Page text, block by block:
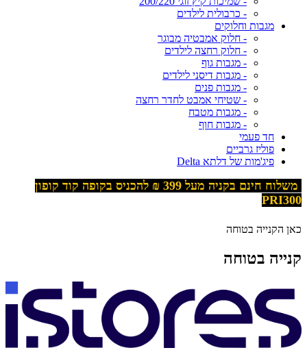
- כרבולית לילדים
מגבות וחלוקים
- חלוק אמבטיה מבוגר
- חלוק רחצה לילדים
- מגבות גוף
- מגבות דיסני לילדים
- מגבות פנים
- שטיחי אמבט לחדר רחצה
- מגבות מטבח
- מגבות חוף
חד פעמי
פוליז גרביים
פיג'מות של דלתא Delta
משלוח חינם בקניה מעל 399
₪ להכניס בקופה קוד קופון
PRI300
כאן הקנייה בטוחה
קנייה בטוחה